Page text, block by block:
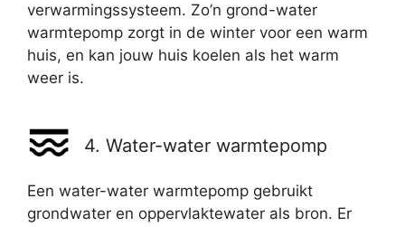
verwarmingssysteem. Zo’n grond-water
warmtepomp zorgt in de winter voor een warm
huis, en kan jouw huis koelen als het warm
weer is.
4. Water-water warmtepomp
Een water-water warmtepomp gebruikt
grondwater en oppervlaktewater als bron. Er